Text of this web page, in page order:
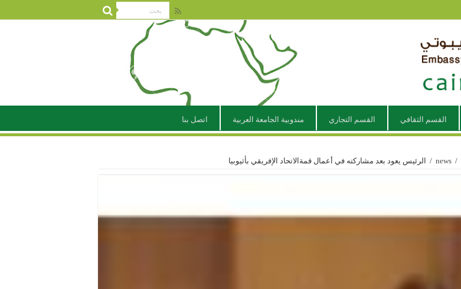
القسم الثقافي القسم التجاري مندوبية الجامعة العربية اتصل بنا
/
news
/ الرئيس يعود بعد مشاركته في أعمال قمةالاتحاد الإفريقي بأثيوبيا